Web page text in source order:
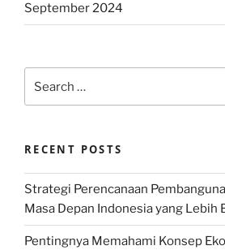
September 2024
for:
RECENT POSTS
Strategi Perencanaan
Masa Depan Indonesia yang Lebih
Pentingnya Memahami Konsep